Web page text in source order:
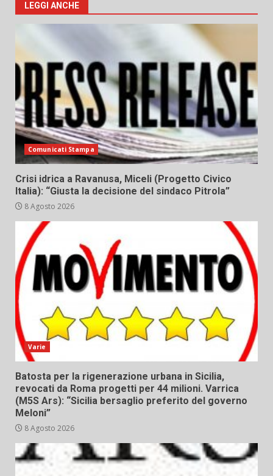
LEGGI ANCHE
Comunicati Stampa
Crisi idrica a Ravanusa, Miceli (Progetto Civico
Italia): “Giusta la decisione del sindaco Pitrola”
8 Agosto 2026
Varie
Batosta per la rigenerazione urbana in Sicilia,
revocati da Roma progetti per 44 milioni. Varrica
(M5S Ars): “Sicilia bersaglio preferito del governo
Meloni”
8 Agosto 2026